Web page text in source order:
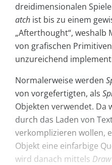
dreidimensionalen
atch ist bis zu einem
„Afterthought“, weshalb
von grafischen
unzureichend
Normalerweise werden
von vorgefertigten, als
Objekten verwendet. Da
durch das Laden von
verkomplizieren wollen,
Objekt eine einfarbige
wird danach mittels Draw